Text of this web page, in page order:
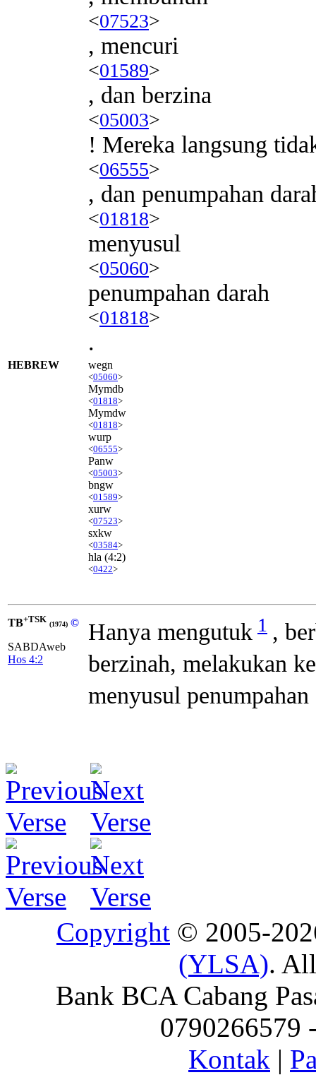
<07523>
, mencuri
<01589>
, dan berzina
<05003>
! Mereka langsung
<06555>
, dan penumpahan
<01818>
menyusul
<05060>
penumpahan darah
<01818>
.
HEBREW wegn
<05060>
Mymdb
<01818>
Mymdw
<01818>
wurp
<06555>
Panw
<05003>
bngw
<01589>
xurw
<07523>
sxkw
<03584>
hla (4:2)
<0422>
TB+TSK (1974) ©
SABDAweb
Hos 4:2
Hanya mengutuk 1 ,
berzinah, melakukan
menyusul penumpahan
Copyright © 2005-
(YLSA).
Bank BCA Cabang
0790266579
Kontak |